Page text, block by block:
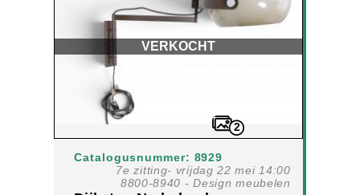
VERKOCHT
2
Catalogusnummer: 8929
7e zitting- vrijdag 22 mei 14:00
8800-8940 - Design meubelen